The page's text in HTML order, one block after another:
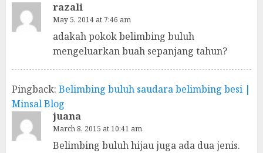
razali
May 5, 2014 at 7:46 am
adakah pokok belimbing buluh
mengeluarkan buah sepanjang tahun?
Pingback: Belimbing buluh saudara belimbing besi |
Minsal Blog
juana
March 8, 2015 at 10:41 am
Belimbing buluh hijau juga ada dua jenis.